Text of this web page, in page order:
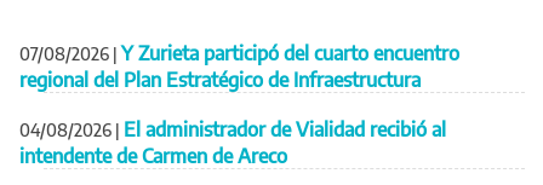
07/08/2026 | Y Zurieta participó del cuarto encuentro
regional del Plan Estratégico de Infraestructura
04/08/2026 | El administrador de Vialidad recibió al
intendente de Carmen de Areco